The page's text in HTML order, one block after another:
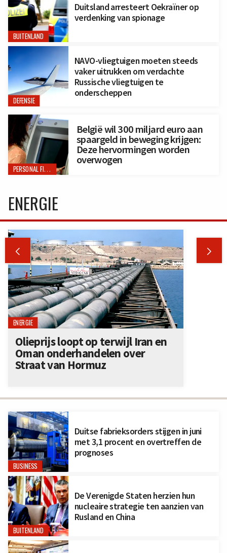
BUITENLAND
Duitsland arresteert Oekraïner op
verdenking van spionage
DEFENSIE
NAVO-vliegtuigen moeten steeds
vaker uitrukken om verdachte
Russische vliegtuigen te
onderscheppen
PERSONAL FINANCE
België wil 300 miljard euro aan
spaargeld in beweging krijgen:
Deze hervormingen worden
overwogen
BUSINESS
Duitse fabrieksorders stijgen in juni
met 3,1 procent en overtreffen de
prognoses
BUITENLAND
De Verenigde Staten herzien hun
nucleaire strategie ten aanzien van
Rusland en China
ENERGIE
 
ENERGIE
Olieprijs loopt op terwijl Iran en
Oman onderhandelen over
Straat van Hormuz